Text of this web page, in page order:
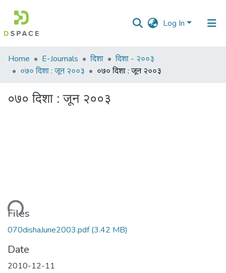
Log In
Communities
&
All of DSpace
Home E-Journals दिशा
दिशा - २००३
०७० दिशा : जून २००३
०७० दिशा : जून २००३
०७० दिशा : जून २००३
Files
070dishaJune2003.pdf(3.42 MB)
Date
2010-12-11